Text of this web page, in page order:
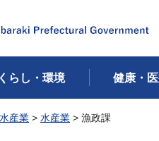
くらし・環境 健康・
産業 > 水産業 > 漁政課